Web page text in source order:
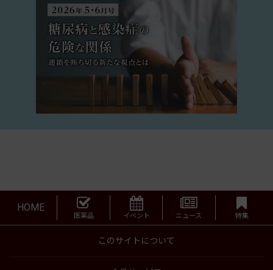
HOME
医薬品 イベント ニュース 特集
このサイトについて